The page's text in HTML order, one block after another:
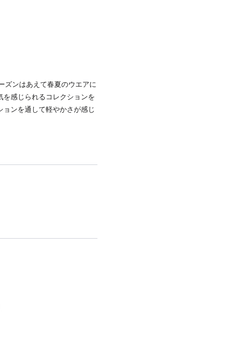
ズンはあえて春夏のウエアに
を感じられるコレクションを
ンを通して軽やかさが感じ